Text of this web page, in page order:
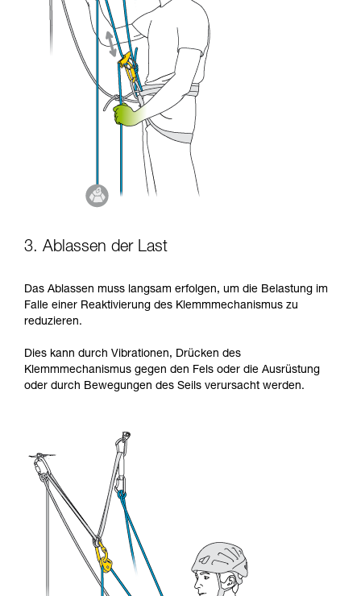
3. Ablassen der Last
Das Ablassen muss langsam erfolgen, um die Belastung im
Falle einer Reaktivierung des Klemmmechanismus zu
reduzieren.
Dies kann durch Vibrationen, Drücken des
Klemmmechanismus gegen den Fels oder die Ausrüstung
oder durch Bewegungen des Seils verursacht werden.